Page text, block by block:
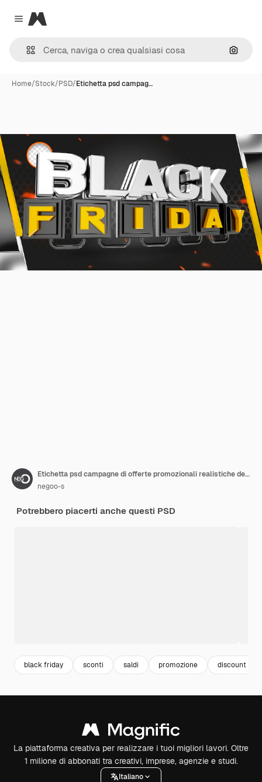
Close menu
Magnific
Cerca
Home/Stock/PSD/Etichetta psd campag…
Etichetta psd campagne di offerte promozionali realistiche del black friday in 3d in brasile
negoo-s
Potrebbero piacerti anche questi PSD
black friday sconti saldi promozione discount
La piattaforma creativa per realizzare i tuoi migliori lavori. Oltre
1 milione di abbonati tra creativi, imprese, agenzie e studi.
Italiano